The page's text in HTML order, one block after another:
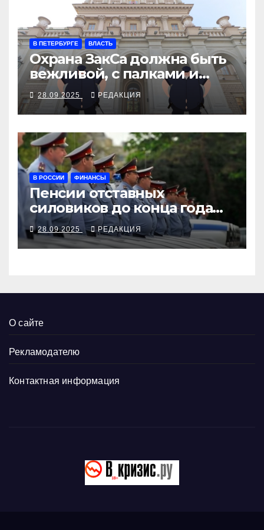
В ПЕТЕРБУРГЕ ВЛАСТЬ
Охрана ЗакСа должна быть
вежливой, с палками и
наручниками
28.09.2025 РЕДАКЦИЯ
В РОССИИ ФИНАНСЫ
Пенсии отставных
силовиков до конца года
повысятся вместе с
окладами действующих
28.09.2025 РЕДАКЦИЯ
О сайте
Рекламодателю
Контактная информация